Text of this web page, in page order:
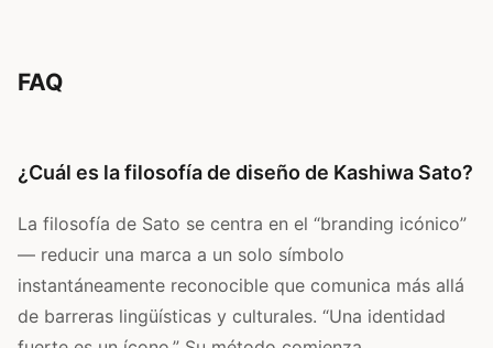
FAQ
¿Cuál es la filosofía de diseño de Kashiwa Sato?
La filosofía de Sato se centra en el “branding icónico”
— reducir una marca a un solo símbolo
instantáneamente reconocible que comunica más allá
de barreras lingüísticas y culturales. “Una identidad